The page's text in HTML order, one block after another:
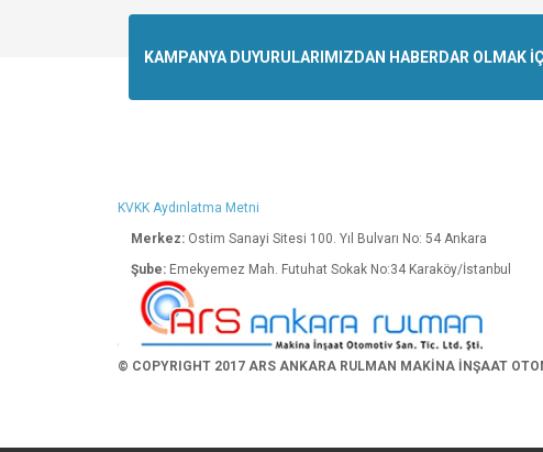
Ürün resmi kalitesiz, bozuk veya görüntülenemiyor.
KAMPANYA DUYURULARIMIZDAN HABERDAR OLMAK
KVKK Aydınlatma Metni
Merkez: Ostim Sanayi Sitesi 100. Yıl Bulvarı No:
Şube: Emekyemez Mah. Futuhat Sokak No:34
© COPYRIGHT 2017 ARS ANKARA RULMAN MAKİNA İNŞAAT